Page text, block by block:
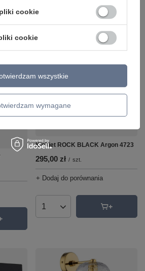
+ Dodaj do porównania
Kinkiet ROCK BLACK Argon 4723
295,00 zł / szt.
+ Dodaj do porównania
Ilość produktów
cookie
cookie
wymagane
wszystkie